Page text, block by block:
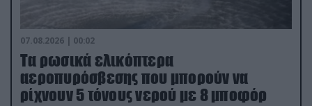
07.08.2026 | 00:02
Τα ρωσικά ελικόπτερα
αεροπυρόσβεσης που μπορούν να
ρίχνουν 5 τόνους νερού με 8 μποφόρ